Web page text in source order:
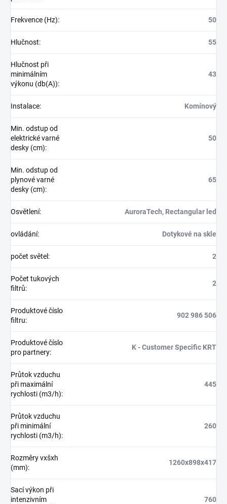
Frekvence (Hz): 50
Hlučnost: 55
Hlučnost při
minimálním
výkonu (db(A)):
43
Instalace: Komínový
Min. odstup od
elektrické varné
desky (cm):
50
Min. odstup od
plynové varné
desky (cm):
65
Osvětlení: AuroraTech, Rectangular led
ovládání: Dotykové na skle
počet světel : 2
Počet tukových
filtrů:
2
Produktové číslo
filtru:
902 986 506
Produktové číslo
pro partnery:
K - Customer Specific KRT
Průtok vzduchu
při maximální
rychlosti (m3/h):
445
Průtok vzduchu
při minimální
rychlosti (m3/h):
260
Rozměry vxšxh
(mm):
1260x898x417
Sací výkon při
intenzivním
760